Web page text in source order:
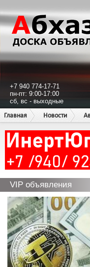
+7 940 774-17-71
пн-пт: 9:00-17:00
сб, вс - выходные
Главная
Новости
VIP объявления